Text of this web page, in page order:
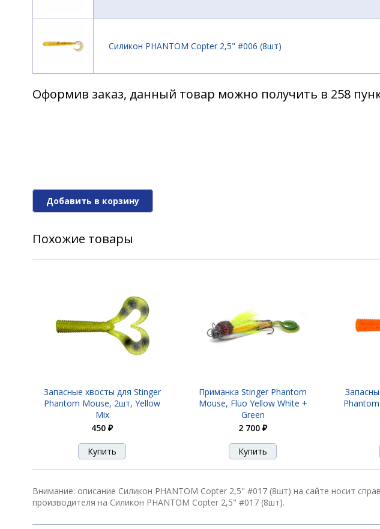
Силикон PHANTOM Copter 2,5" #006 (8шт)
Силикон PHANTOM Copter 2,5" #007 (8шт)
Силикон PHANTOM Copter 2,5" #009 (8шт)
Силикон PHANTOM Copter 2,5" #018 (8шт)
Силикон PHANTOM Copter 2,5" #020 (8шт)
Оформив заказ, данный товар можно получить в 258
Добавить в корзину
Похожие товары
Запасные хвосты для Stinger
Phantom Mouse, 2шт, Yellow
Mix
450 ₽
Приманка Stinger Phantom
Mouse, Fluo Yellow White +
Green
2 700 ₽
Внимание: описание Силикон PHANTOM Copter 2,5" #017 (8шт) на сайте носит
производителя на Силикон PHANTOM Copter 2,5" #017 (8шт).